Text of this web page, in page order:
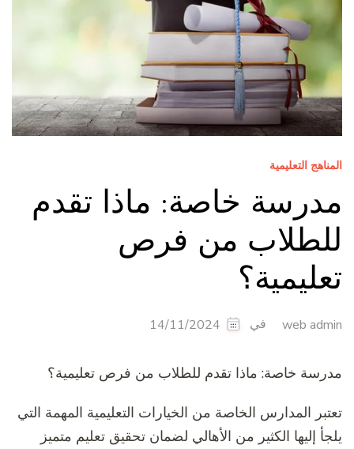
المناهج التعليمية
مدرسة خاصة: ماذا تقدم
للطلاب من فرص
تعليمية؟
web admin في 14/11/2024
مدرسة خاصة: ماذا تقدم للطلاب من فرص تعليمية؟
تعتبر المدارس الخاصة من الخيارات التعليمية المهمة التي
يلجأ إليها الكثير من الأهالي لضمان تحقيق تعليم متميز